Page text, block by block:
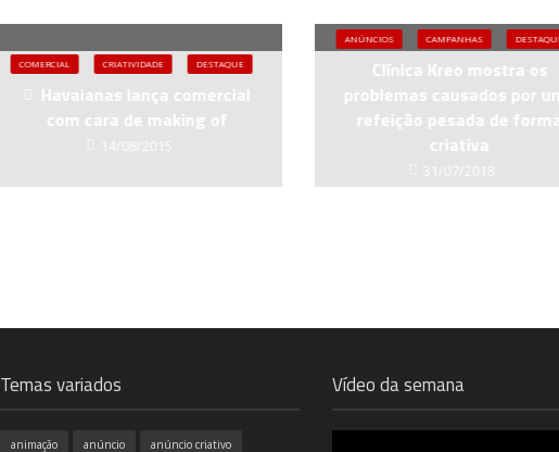
COMERCIAL CRIATIVIDADE DESTAQUE
Havaianas lança comercial
com cara de making of
14/08/2015
ANÚNCIOS CAMPANHAS
Clínica Kreo mostra os
problemas causados por
refeição pesada de forma
criativa
31/07/2018
Temas variados
animação anúncio anúncio criativo
Vídeo da semana